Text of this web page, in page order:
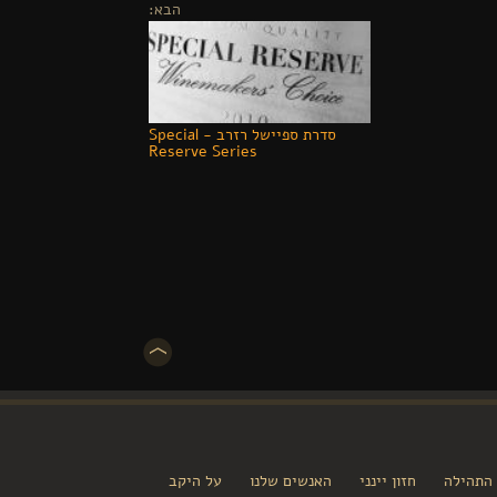
הבא:
סדרת ספיישל רזרב - Special
Reserve Series
התהילה חזון יינני האנשים שלנו על היקב